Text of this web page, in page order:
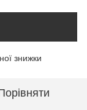
знижки